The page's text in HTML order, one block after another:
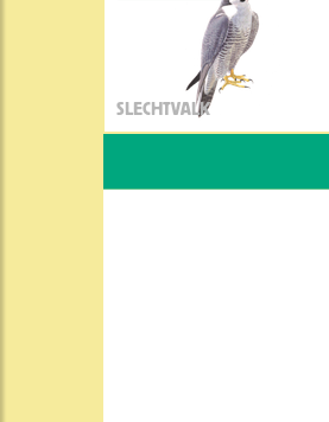
SLECHTVALK